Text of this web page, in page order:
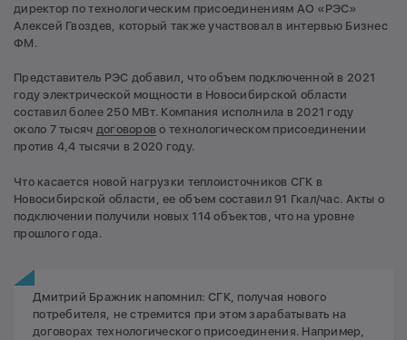
директор по технологическим присоединениям АО «РЭС»
Алексей Гвоздев, который также участвовал в интервью Бизнес
ФМ.
Представитель РЭС добавил, что объем подключенной в 2021
году электрической мощности в Новосибирской области
составил более 250 МВт. Компания исполнила в 2021 году
около 7 тысяч договоров о технологическом присоединении
против 4,4 тысячи в 2020 году.
Что касается новой нагрузки теплоисточников СГК в
Новосибирской области, ее объем составил 91 Гкал/час. Акты о
подключении получили новых 114 объектов, что на уровне
прошлого года.
Дмитрий Бражник напомнил: СГК, получая нового
потребителя, не стремится при этом зарабатывать на
договорах технологического присоединения. Например,